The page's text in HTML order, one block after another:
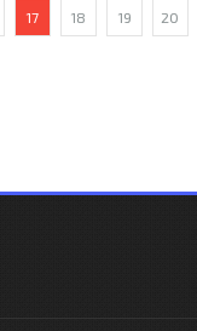
17 18 19 20